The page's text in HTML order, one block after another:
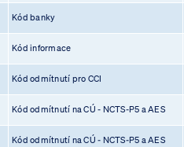
Kód banky
Kód informace
Kód odmítnutí pro CCI
Kód odmítnutí na CÚ - NCTS-P5 a AES
Kód odmítnutí na CÚ - NCTS-P5 a AES